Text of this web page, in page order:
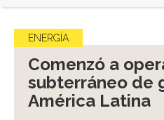
ENERGÍA
Comenzó a
subterráneo de
América Latina